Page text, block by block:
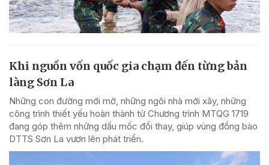
Khi nguồn vốn quốc gia chạm đến từng bản
làng Sơn La
Những con đường mới mở, những ngôi nhà mới xây, những
công trình thiết yếu hoàn thành từ Chương trình MTQG 1719
đang góp thêm những dấu mốc đổi thay, giúp vùng đồng bào
DTTS Sơn La vươn lên phát triển.